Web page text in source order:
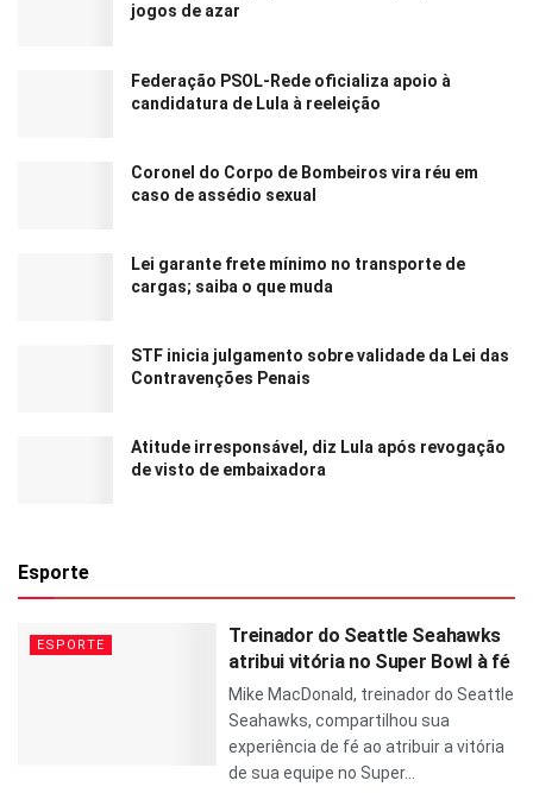
jogos de azar
Federação PSOL-Rede oficializa apoio à
candidatura de Lula à reeleição
Coronel do Corpo de Bombeiros vira réu em
caso de assédio sexual
Lei garante frete mínimo no transporte de
cargas; saiba o que muda
STF inicia julgamento sobre validade da Lei das
Contravenções Penais
Atitude irresponsável, diz Lula após revogação
de visto de embaixadora
Esporte
ESPORTE
Treinador do Seattle Seahawks
atribui vitória no Super Bowl à fé
Mike MacDonald, treinador do Seattle
Seahawks, compartilhou sua
experiência de fé ao atribuir a vitória
de sua equipe no Super...